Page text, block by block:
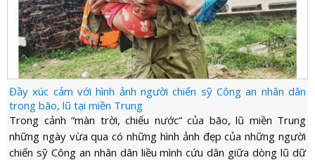
Đầy xúc cảm với hình ảnh người chiến sỹ Công an nhân dân
trong bão, lũ tại miền Trung
Trong cảnh “màn trời, chiếu nước” của bão, lũ miền Trung
những ngày vừa qua có những hình ảnh đẹp của những người
chiến sỹ Công an nhân dân liều mình cứu dân giữa dòng lũ dữ